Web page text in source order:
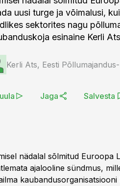
uusi turge ja võimalusi,
sektorites nagu
esinaine Kerli
Kerli Ats, Eesti
Jaga Salvesta
nädalal sõlmitud Euroopa
ajalooline sündmus,